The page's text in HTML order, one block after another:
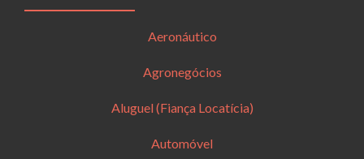
Aeronáutico
Agronegócios
Aluguel (Fiança Locatícia)
Automóvel